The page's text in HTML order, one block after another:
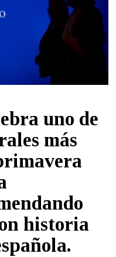
uno de
más
historia